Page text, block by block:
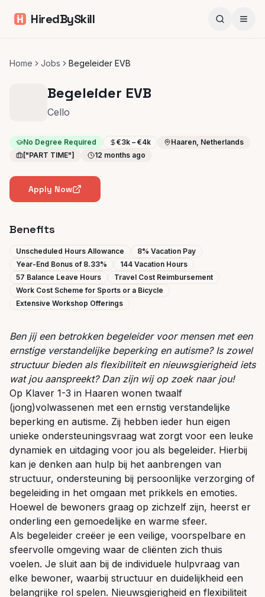
HiredBySkill
Home Jobs Begeleider EVB
Begeleider EVB
Cello
No Degree Required €3k – €4k
Haaren, Netherlands
["PART TIME"]
12 months ago
Apply Now
Benefits
Unscheduled Hours Allowance
8% Vacation Pay
Year-End Bonus of 8.33%
144 Vacation Hours
57 Balance Leave Hours
Travel Cost Reimbursement
Work Cost Scheme for Sports or a Bicycle
Extensive Workshop Offerings
Ben jij een betrokken begeleider voor mensen met een
ernstige verstandelijke beperking en autisme? Is zowel
structuur bieden als flexibiliteit en nieuwsgierigheid iets
wat jou aanspreekt? Dan zijn wij op zoek naar jou!
Op Klaver 1-3 in Haaren wonen twaalf
(jong)volwassenen met een ernstig verstandelijke
beperking en autisme. Zij hebben ieder hun eigen
unieke ondersteuningsvraag wat zorgt voor een leuke
dynamiek en uitdaging voor jou als begeleider. Hierbij
kan je denken aan hulp bij het aanbrengen van
structuur, ondersteuning bij persoonlijke verzorging of
begeleiding in het omgaan met prikkels en emoties.
Hoewel de bewoners graag op zichzelf zijn, heerst er
onderling een gemoedelijke en warme sfeer.
Als begeleider creëer je een veilige, voorspelbare en
sfeervolle omgeving waar de cliënten zich thuis
voelen. Je sluit aan bij de individuele hulpvraag van
elke bewoner, waarbij structuur en duidelijkheid een
belangrijke rol spelen. Nieuwsgierigheid en flexibiliteit